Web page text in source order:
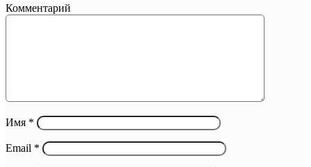
Комментарий
Имя *
Email *